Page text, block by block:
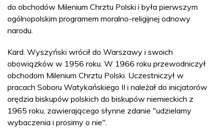
do obchodów Milenium Chrztu Polski i była pierwszym
ogólnopolskim programem moralno-religijnej odnowy
narodu.
Kard. Wyszyński wrócił do Warszawy i swoich
obowiązków w 1956 roku. W 1966 roku przewodniczył
obchodom Milenium Chrztu Polski. Uczestniczył w
pracach Soboru Watykańskiego II i należał do inicjatorów
orędzia biskupów polskich do biskupów niemieckich z
1965 roku, zawierającego słynne zdanie "udzielamy
wybaczenia i prosimy o nie".